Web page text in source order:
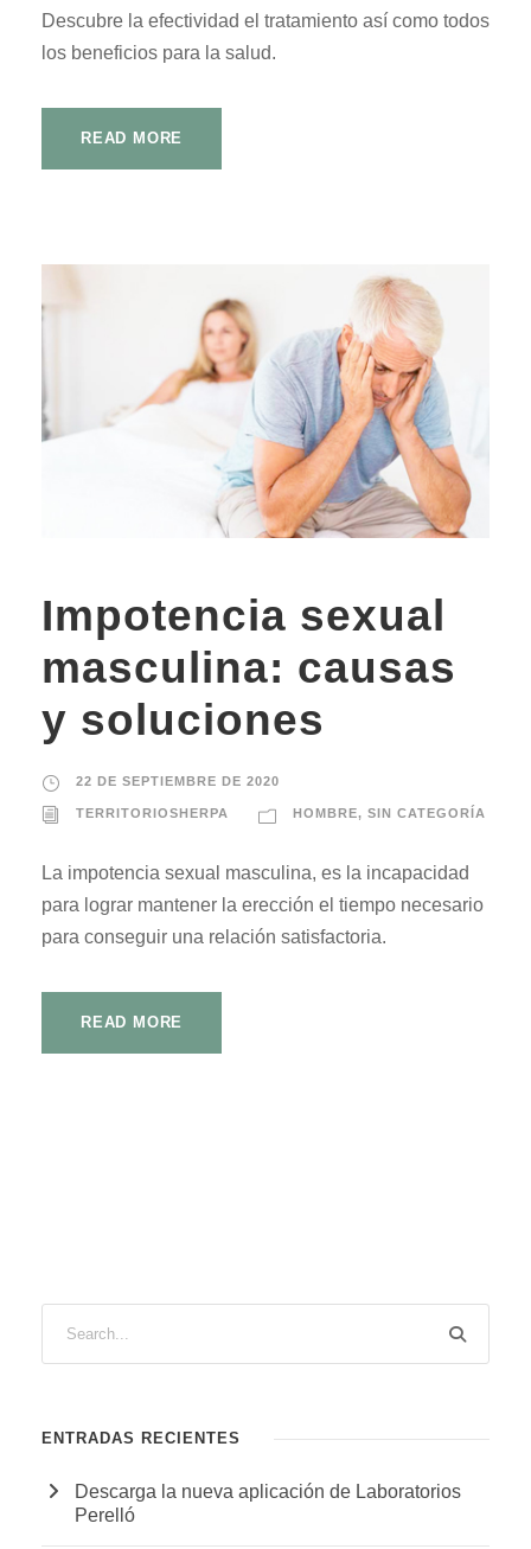
Descubre la efectividad el tratamiento así como todos
los beneficios para la salud.
READ MORE
Impotencia sexual
masculina: causas
y soluciones
22 DE SEPTIEMBRE DE 2020
TERRITORIOSHERPA HOMBRE, SIN CATEGORÍA
La impotencia sexual masculina, es la incapacidad
para lograr mantener la erección el tiempo necesario
para conseguir una relación satisfactoria.
READ MORE
ENTRADAS RECIENTES
Descarga la nueva aplicación de Laboratorios
Perelló